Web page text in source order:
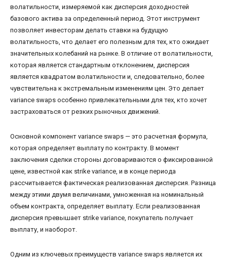
волатильности, измеряемой как дисперсия доходностей
базового актива за определенный период. Этот инструмент
позволяет инвесторам делать ставки на будущую
волатильность, что делает его полезным для тех, кто ожидает
значительных колебаний на рынке. В отличие от волатильности,
которая является стандартным отклонением, дисперсия
является квадратом волатильности и, следовательно, более
чувствительна к экстремальным изменениям цен. Это делает
variance swaps особенно привлекательными для тех, кто хочет
застраховаться от резких рыночных движений.
Основной компонент variance swaps — это расчетная формула,
которая определяет выплату по контракту. В момент
заключения сделки стороны договариваются о фиксированной
цене, известной как strike variance, и в конце периода
рассчитывается фактическая реализованная дисперсия. Разница
между этими двумя величинами, умноженная на номинальный
объем контракта, определяет выплату. Если реализованная
дисперсия превышает strike variance, покупатель получает
выплату, и наоборот.
Одним из ключевых преимуществ variance swaps является их